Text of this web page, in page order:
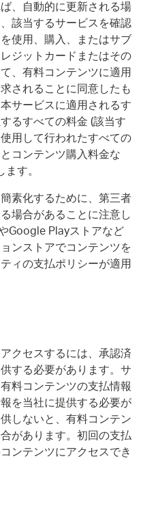
、自動的に更新される場
該当するサービスを確認
使用、購入、またはサブ
ジットカードまたはその
、有料コンテンツに適用
されることに同意したも
サービスに適用されるす
るすべての料金 (該当す
用して行われたすべての
コンテンツ購入料金な
す。
素化するために、第三者
場合があることに注意し
Google Playストアなど
ンストアでコンテンツを
ィの支払ポリシーが適用
クセスするには、承認済
する必要があります。サ
料コンテンツの支払情報
を当社に提供する必要が
しないと、有料コンテン
があります。初回の支払
ンテンツにアクセスでき